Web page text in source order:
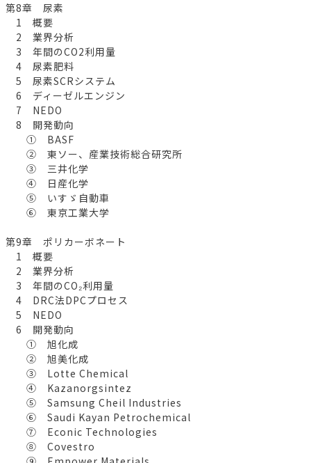
第8章 尿素
1 概要
2 業界分析
3 年間のCO2利用量
4 尿素肥料
5 尿素SCRシステム
6 ディーゼルエンジン
7 NEDO
8 開発動向
① BASF
② 東ソー、産業技術総合研究所
③ 三井化学
④ 日産化学
⑤ いすゞ自動車
⑥ 東京工業大学
第9章 ポリカーボネート
1 概要
2 業界分析
3 年間のCO₂利用量
4 DRC法DPCプロセス
5 NEDO
6 開発動向
① 旭化成
② 旭美化成
③ Lotte Chemical
④ Kazanorgsintez
⑤ Samsung Cheil Industries
⑥ Saudi Kayan Petrochemical
⑦ Econic Technologies
⑧ Covestro